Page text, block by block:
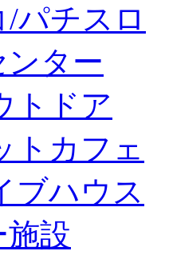
パチスロ
ター
トドア
トカフェ
ブハウス
施設